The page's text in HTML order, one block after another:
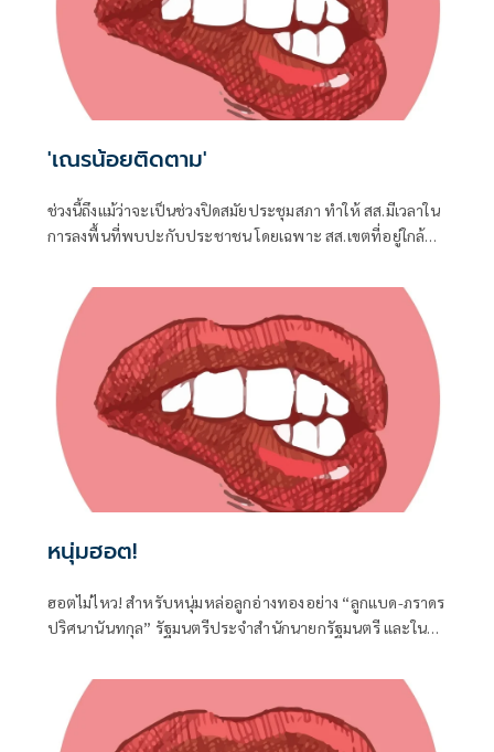
'เณรน้อยติดตาม'
ช่วงนี้ถึงแม้ว่าจะเป็นช่วงปิดสมัยประชุมสภา ทำให้ สส.มีเวลาใน
การลงพื้นที่พบปะกับประชาชน โดยเฉพาะ สส.เขตที่อยู่ใกล้ชิด
ปัญหาในเขต
หนุ่มฮอต!
ฮอตไม่ไหว! สำหรับหนุ่มหล่อลูกอ่างทองอย่าง “ลูกแบด-ภราดร
ปริศนานันทกุล” รัฐมนตรีประจำสำนักนายกรัฐมนตรี และใน
รอบวันคล้ายวันเกิด 77 ปี ของนายประภัตร โพธสุธน
สส.สุพรรณบุรี จากค่ายเดียวกันที่จังหวัดสุพรรณบุรี เมื่อวันที่ 1
สิงหาคมที่ผ่านมา